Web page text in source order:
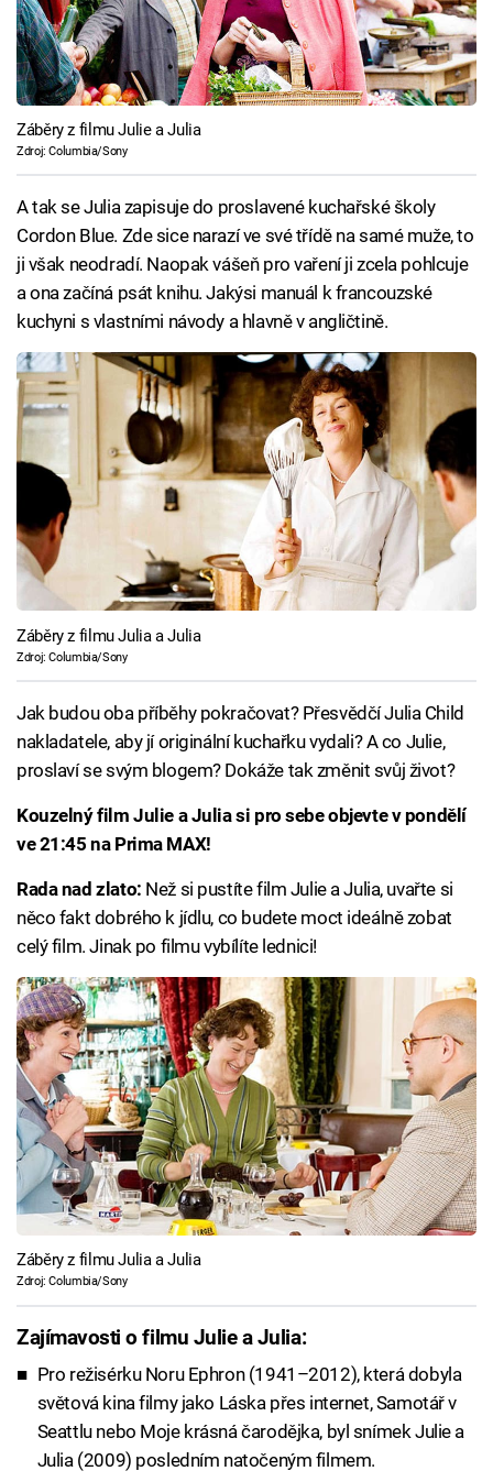
Záběry z filmu Julie a Julia
Zdroj: Columbia/Sony
A tak se Julia zapisuje do proslavené kuchařské školy
Cordon Blue. Zde sice narazí ve své třídě na samé muže, to
ji však neodradí. Naopak vášeň pro vaření ji zcela pohlcuje
a ona začíná psát knihu. Jakýsi manuál k francouzské
kuchyni s vlastními návody a hlavně v angličtině.
Záběry z filmu Julia a Julia
Zdroj: Columbia/Sony
Jak budou oba příběhy pokračovat? Přesvědčí Julia Child
nakladatele, aby jí originální kuchařku vydali? A co Julie,
proslaví se svým blogem? Dokáže tak změnit svůj život?
Kouzelný film Julie a Julia si pro sebe objevte v pondělí
ve 21:45 na Prima MAX!
Rada nad zlato: Než si pustíte film Julie a Julia, uvařte si
něco fakt dobrého k jídlu, co budete moct ideálně zobat
celý film. Jinak po filmu vybílíte lednici!
Záběry z filmu Julia a Julia
Zdroj: Columbia/Sony
Zajímavosti o filmu Julie a Julia:
Pro režisérku Noru Ephron (1941–2012), která dobyla
světová kina filmy jako Láska přes internet, Samotář v
Seattlu nebo Moje krásná čarodějka, byl snímek Julie a
Julia (2009) posledním natočeným filmem.